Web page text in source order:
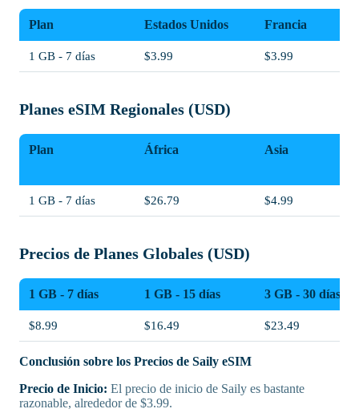
Plan Estados Unidos Francia
1 GB - 7 días $3.99 $3.99
Planes eSIM Regionales (USD)
Plan África Asia
1 GB - 7 días $26.79 $4.99
Precios de Planes Globales (USD)
1 GB - 7 días 1 GB - 15 días 3 GB - 30 días
$8.99 $16.49 $23.49
Conclusión sobre los Precios de Saily eSIM
Precio de Inicio: El precio de inicio de Saily es bastante
razonable, alrededor de $3.99.